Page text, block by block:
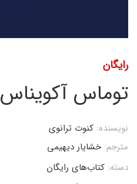
رایگان
توماس آکویناس
نویسنده: کنوت ترانوی
مترجم: خشایار دیهیمی
دسته: کتاب‌های رایگان